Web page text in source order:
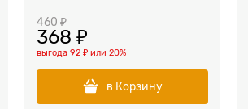
460 ₽
368 ₽
выгода 92 ₽ или 20%
в Корзину